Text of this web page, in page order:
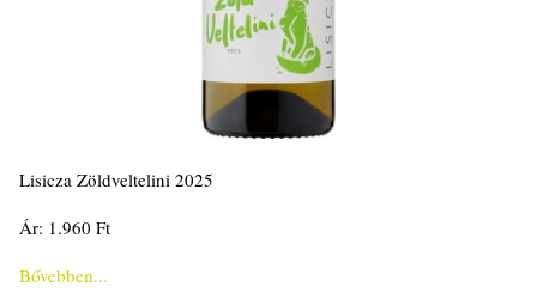
Lisicza Zöldveltelini 2025
Ár: 1.960 Ft
Bővebben...